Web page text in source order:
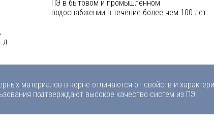
д.
ПЭ в бытовом и промышленном
водоснабжении в течение более чем 100 лет.
материалов в корне отличаются от свойств и
подтверждают высокое качество систем из ПЭ.